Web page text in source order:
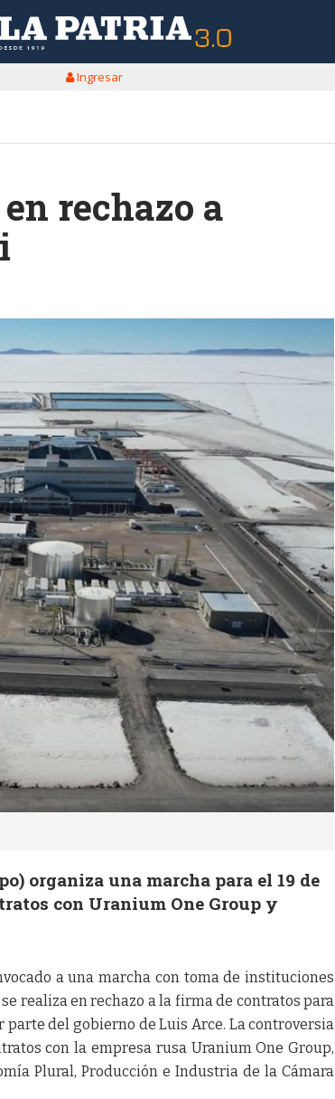
Ingresar
rechazo a
organiza una marcha para el 19 de
con Uranium One Group y
a una marcha con toma de instituciones
realiza en rechazo a la firma de contratos para
del gobierno de Luis Arce. La controversia
con la empresa rusa Uranium One Group,
Plural, Producción e Industria de la Cámara